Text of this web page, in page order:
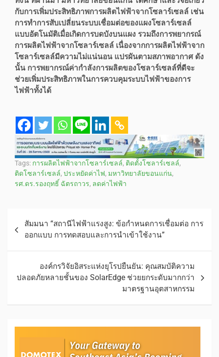
กับการเพิ่มประสิทธิภาพการผลิตไฟฟ้าจากโซลาร์เซลล์ เช่น
การทำการสับเปลี่ยนระบบเชื่อมต่อของแผงโซลาร์เซลล์
แบบอัตโนมัติเมื่อเกิดการบดบังบนแผง รวมถึงการพยากรณ์
การผลิตไฟฟ้าจากโซลาร์เซลล์ เนื่องจากการผลิตไฟฟ้าจาก
โซลาร์เซลล์มีความไม่แน่นอน แปรผันตามสภาพอากาศ ดัง
นั้น การพยากรณ์ค่ากำลังการผลิตของโซลาร์เซลล์ที่ดีจะ
ช่วยเพิ่มประสิทธิภาพในการควบคุมระบบไฟฟ้าของการ
ไฟฟ้าทั้งได้
Tags: การผลิตไฟฟ้าจากโซลาร์เซลล์, ติดตั้งโซลาร์เซลล์,
ติดโซลาร์เซลล์, ประหยัดค่าไฟ, มหาวิทยาลัยขอนแก่น,
รศ.ดร.รองฤทธิ์ ฉัตรถาวร, ลดค่าไฟฟ้า
สัมมนา “สถานีไฟฟ้าแรงสูง: ข้อกำหนดการเชื่อมต่อ การ
ออกแบบ การทดสอบและการนำเข้าใช้งาน”
องค์กรวิจัยอิสระแห่งยุโรปยืนยัน: คุณสมบัติความ
ปลอดภัยหลายชั้นของ SolarEdge ช่วยยกระดับมากกว่า
มาตรฐานอุตสาหกรรม